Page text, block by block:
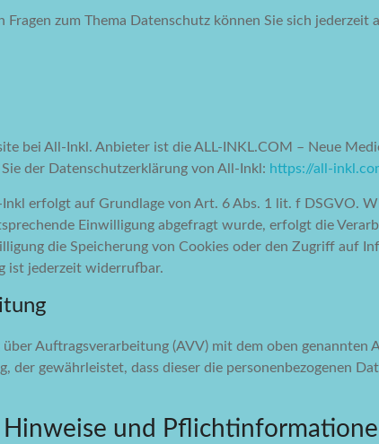
Fragen zum Thema Datenschutz können Sie sich jederzeit
bei All-Inkl. Anbieter ist die ALL-INKL.COM – Neue
der Datenschutzerklärung von All-Inkl: https://all-
erfolgt auf Grundlage von Art. 6 Abs. 1 lit. f DSGVO.
Einwilligung abgefragt wurde, erfolgt die
die Speicherung von Cookies oder den Zugriff auf
ist jederzeit widerrufbar.
Auftragsverarbeitung (AVV) mit dem oben
der gewährleistet, dass dieser die personenbezogenen
Hinweise und